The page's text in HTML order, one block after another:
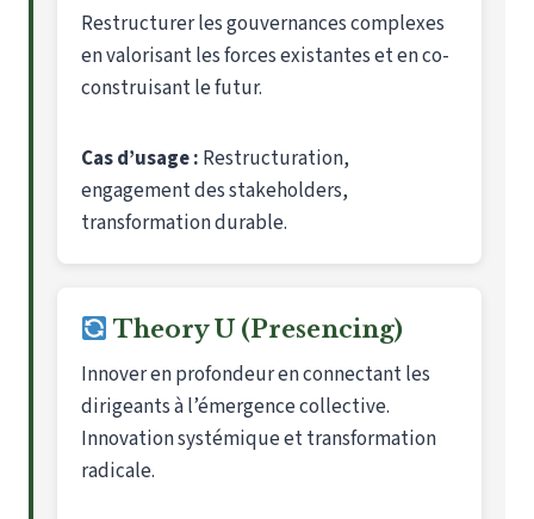
Restructurer les gouvernances complexes
en valorisant les forces existantes et en co-
construisant le futur.
Cas d’usage : Restructuration,
engagement des stakeholders,
transformation durable.
Theory U (Presencing)
Innover en profondeur en connectant les
dirigeants à l’émergence collective.
Innovation systémique et transformation
radicale.